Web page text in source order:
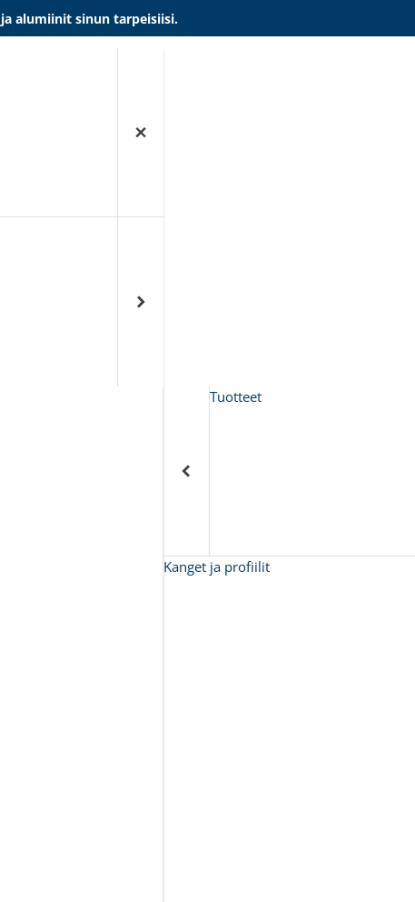
alumiinit sinun tarpeisiisi.
Tuotteet
Kanget ja profiilit